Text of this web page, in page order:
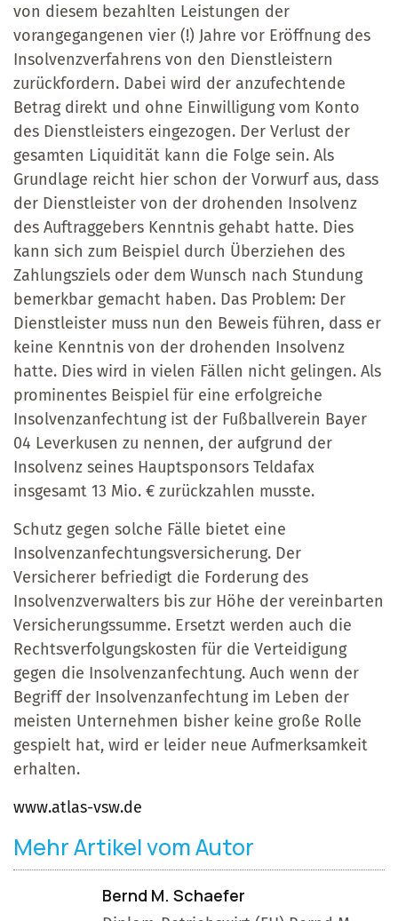
von diesem bezahlten Leistungen der
vorangegangenen vier (!) Jahre vor Eröffnung des
Insolvenzverfahrens von den Dienstleistern
zurückfordern. Dabei wird der anzufechtende
Betrag direkt und ohne Einwilligung vom Konto
des Dienstleisters eingezogen. Der Verlust der
gesamten Liquidität kann die Folge sein. Als
Grundlage reicht hier schon der Vorwurf aus, dass
der Dienstleister von der drohenden Insolvenz
des Auftraggebers Kenntnis gehabt hatte. Dies
kann sich zum Beispiel durch Überziehen des
Zahlungsziels oder dem Wunsch nach Stundung
bemerkbar gemacht haben. Das Problem: Der
Dienstleister muss nun den Beweis führen, dass er
keine Kenntnis von der drohenden Insolvenz
hatte. Dies wird in vielen Fällen nicht gelingen. Als
prominentes Beispiel für eine erfolgreiche
Insolvenzanfechtung ist der Fußballverein Bayer
04 Leverkusen zu nennen, der aufgrund der
Insolvenz seines Hauptsponsors Teldafax
insgesamt 13 Mio. € zurückzahlen musste.
Schutz gegen solche Fälle bietet eine
Insolvenzanfechtungsversicherung. Der
Versicherer befriedigt die Forderung des
Insolvenzverwalters bis zur Höhe der vereinbarten
Versicherungssumme. Ersetzt werden auch die
Rechtsverfolgungskosten für die Verteidigung
gegen die Insolvenzanfechtung. Auch wenn der
Begriff der Insolvenzanfechtung im Leben der
meisten Unternehmen bisher keine große Rolle
gespielt hat, wird er leider neue Aufmerksamkeit
erhalten.
www.atlas-vsw.de
Mehr Artikel vom Autor
Bernd M. Schaefer